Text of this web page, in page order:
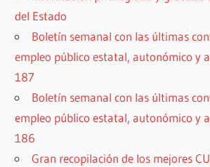
del Estado
Boletín semanal con las últimas
empleo público estatal, autonómico y
187
Boletín semanal con las últimas
empleo público estatal, autonómico y
186
Gran recopilación de los mejores